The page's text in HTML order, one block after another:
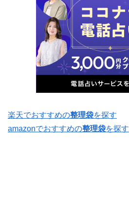
楽天でおすすめの整理袋を探す
amazonでおすすめの整理袋を探す